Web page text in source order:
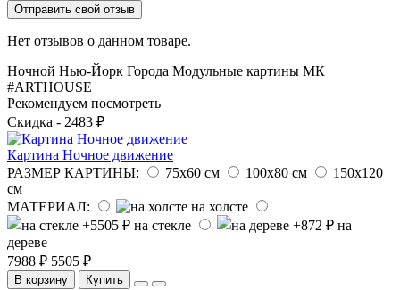
Отправить свой отзыв
Нет отзывов о данном товаре.
Ночной Нью-Йорк Города Модульные картины МК
#ARTHOUSE
Рекомендуем посмотреть
Скидка - 2483 ₽
Картина Ночное движение
РАЗМЕР КАРТИНЫ:
75х60 см 100х80 см
150х120
см
МАТЕРИАЛ:
на холсте
на стекле
на
дереве
7988 ₽ 5505 ₽
В корзину Купить